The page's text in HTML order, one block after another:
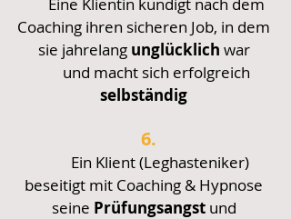
Coaching ihren sicheren Job, in dem
sie jahrelang unglücklich war
und macht sich erfolgreich
selbständig
6.
Ein Klient (Leghasteniker)
beseitigt mit Coaching & Hypnose
seine Prüfungsangstund